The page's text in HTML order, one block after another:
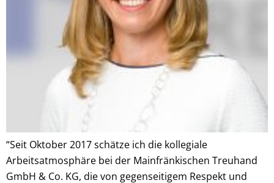
“Seit Oktober 2017 schätze ich die kollegiale
Arbeitsatmosphäre bei der Mainfränkischen Treuhand
GmbH & Co. KG, die von gegenseitigem Respekt und